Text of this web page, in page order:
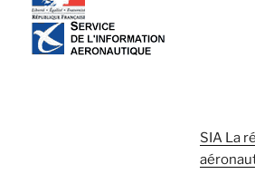
SIA La